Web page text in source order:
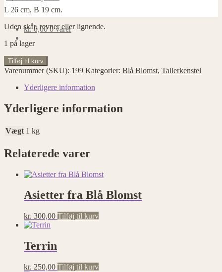
kr.0,00 0 varer
L 26 cm, B 19 cm.
Uden skår, revner eller lignende.
1 på lager
Fad
fra
Blomst
Tilføj til kurv
Varenummer (SKU): 199 Kategorier: Blå Blomst, Tallerkenstel
Yderligere information
Yderligere information
Vægt 1 kg
Relaterede varer
Asietter fra Blå Blomst
kr. 300,00 Tilføj til kurv
Terrin
kr. 250,00 Tilføj til kurv